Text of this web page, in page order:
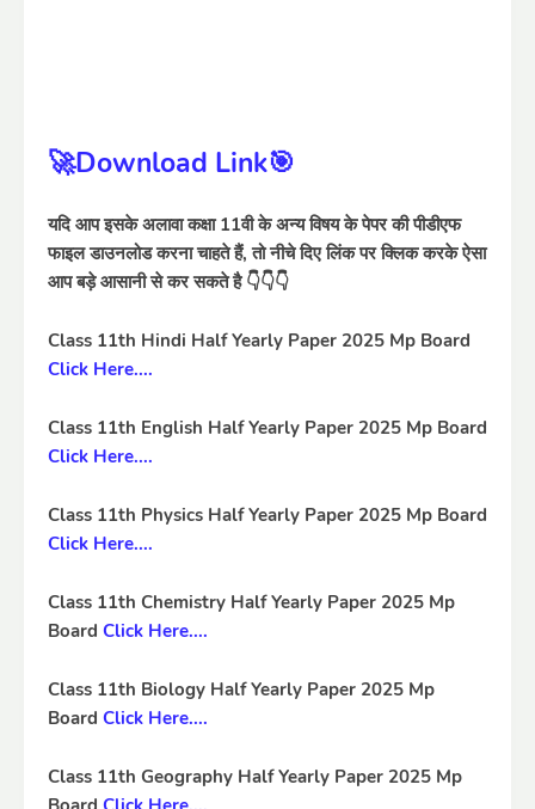
🚀Download Link🎯
यदि आप इसके अलावा कक्षा 11वी के अन्य विषय के पेपर की पीडीएफ
फाइल डाउनलोड करना चाहते हैं, तो नीचे दिए लिंक पर क्लिक करके ऐसा
आप बड़े आसानी से कर सकते है 👇👇👇
Class 11th Hindi Half Yearly Paper 2025 Mp Board
Click Here....
Class 11th English Half Yearly Paper 2025 Mp Board
Click Here....
Class 11th Physics Half Yearly Paper 2025 Mp Board
Click Here....
Class 11th Chemistry Half Yearly Paper 2025 Mp
Board Click Here....
Class 11th Biology Half Yearly Paper 2025 Mp
Board Click Here....
Class 11th Geography Half Yearly Paper 2025 Mp